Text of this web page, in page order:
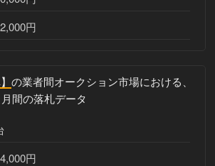
円
の業者間オークション市場における、
間の落札データ
円